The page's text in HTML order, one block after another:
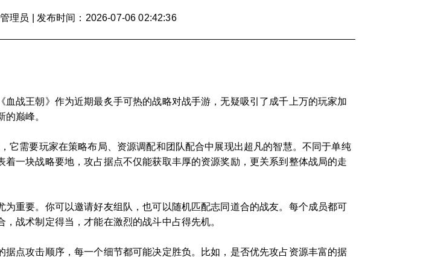
理员 发布时间：2026-07-06 02:42:36
战王朝》作为近期最炙手可热的战略对战手游，无疑吸引了成千上万的玩家加
巅峰。
它需要玩家在策略布局、资源调配和团队配合中展现出超凡的智慧。不同于单纯
一块战略要地，攻占据点不仅能获取丰厚的资源奖励，更关系到整体战局的走
重要。你可以邀请好友组队，也可以随机匹配志同道合的战友。每个成员都可
战术制定得当，才能在激烈的战斗中占得先机。
点攻击顺序，每一个细节都可能决定胜负。比如，是否优先攻占资源丰富的据